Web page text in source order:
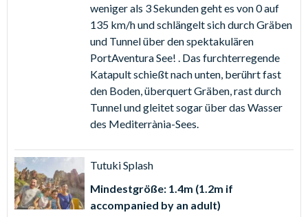
PortAventura & Ferrari Land 1 Tag/2 Parks Ticket
Eintritt in den PortAventura Park und ins Ferrari Land an
einem Kalendertag.
PortAventura & Ferrari Land 2 Tage/2 Parks Ticket
Eintritt in den PortAventura Park und ins Ferrari Land an
einem Kalendertag + ein weiterer Tag im PortAventura
Park. Die Besuche müssen an aufeinanderfolgenden
Tagen stattfinden.
2 Tage Eintritt in den PortAventura Park und 1 Tag
Eintritt ins Ferrari Land. Die Besuche müssen an
aufeinanderfolgenden Tagen stattfinden.
PortAventura, Ferrari Land & Caribe Aquatic Park
weniger als 3 Sekunden geht es von 0 auf
135 km/h und schlängelt sich durch Gräben
und Tunnel über den spektakulären
PortAventura See! . Das furchterregende
Katapult schießt nach unten, berührt fast
den Boden, überquert Gräben, rast durch
Tunnel und gleitet sogar über das Wasser
des Mediterrània-Sees.
Tutuki Splash
Mindestgröße: 1.4m (1.2m if
accompanied by an adult)